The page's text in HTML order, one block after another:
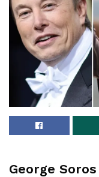
George